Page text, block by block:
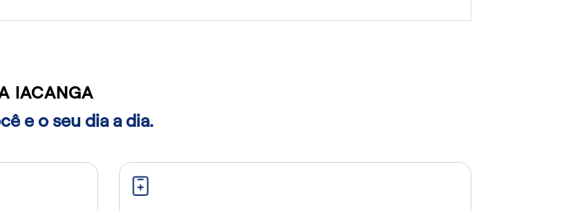
IACANGA
e o seu dia a dia.